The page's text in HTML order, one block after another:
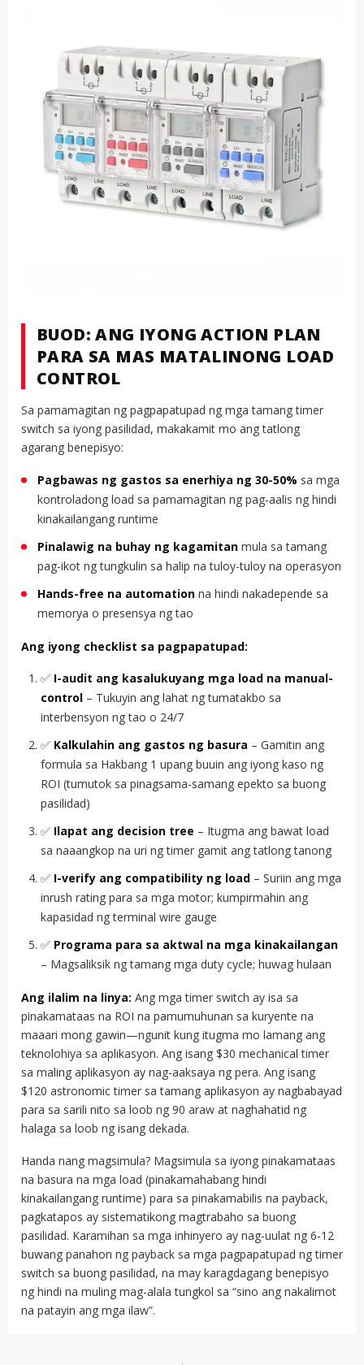
BUOD: ANG IYONG ACTION PLAN
PARA SA MAS MATALINONG LOAD
CONTROL
Sa pamamagitan ng pagpapatupad ng mga tamang timer
switch sa iyong pasilidad, makakamit mo ang tatlong
agarang benepisyo:
Pagbawas ng gastos sa enerhiya ng 30-50% sa mga
kontroladong load sa pamamagitan ng pag-aalis ng hindi
kinakailangang runtime
Pinalawig na buhay ng kagamitan mula sa tamang
pag-ikot ng tungkulin sa halip na tuloy-tuloy na operasyon
Hands-free na automation na hindi nakadepende sa
memorya o presensya ng tao
Ang iyong checklist sa pagpapatupad:
✅ I-audit ang kasalukuyang mga load na manual-
control – Tukuyin ang lahat ng tumatakbo sa
interbensyon ng tao o 24/7
✅ Kalkulahin ang gastos ng basura – Gamitin ang
formula sa Hakbang 1 upang buuin ang iyong kaso ng
ROI (tumutok sa pinagsama-samang epekto sa buong
pasilidad)
✅ Ilapat ang decision tree – Itugma ang bawat load
sa naaangkop na uri ng timer gamit ang tatlong tanong
✅ I-verify ang compatibility ng load – Suriin ang mga
inrush rating para sa mga motor; kumpirmahin ang
kapasidad ng terminal wire gauge
✅ Programa para sa aktwal na mga kinakailangan
– Magsaliksik ng tamang mga duty cycle; huwag hulaan
Ang ilalim na linya: Ang mga timer switch ay isa sa
pinakamataas na ROI na pamumuhunan sa kuryente na
maaari mong gawin—ngunit kung itugma mo lamang ang
teknolohiya sa aplikasyon. Ang isang $30 mechanical timer
sa maling aplikasyon ay nag-aaksaya ng pera. Ang isang
$120 astronomic timer sa tamang aplikasyon ay nagbabayad
para sa sarili nito sa loob ng 90 araw at naghahatid ng
halaga sa loob ng isang dekada.
Handa nang magsimula? Magsimula sa iyong pinakamataas
na basura na mga load (pinakamahabang hindi
kinakailangang runtime) para sa pinakamabilis na payback,
pagkatapos ay sistematikong magtrabaho sa buong
pasilidad. Karamihan sa mga inhinyero ay nag-uulat ng 6-12
buwang panahon ng payback sa mga pagpapatupad ng timer
switch sa buong pasilidad, na may karagdagang benepisyo
ng hindi na muling mag-alala tungkol sa “sino ang nakalimot
na patayin ang mga ilaw”.